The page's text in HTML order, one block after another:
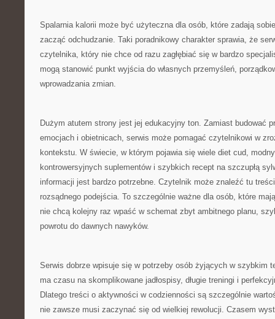
Spalarnia kalorii może być użyteczna dla osób, które zadają
zacząć odchudzanie. Taki poradnikowy charakter sprawia, że
czytelnika, który nie chce od razu zagłębiać się w bardzo
mogą stanowić punkt wyjścia do własnych przemyśleń,
wprowadzania zmian.
Dużym atutem strony jest jej edukacyjny ton. Zamiast budować
emocjach i obietnicach, serwis może pomagać czytelnikowi w
kontekstu. W świecie, w którym pojawia się wiele diet cud,
kontrowersyjnych suplementów i szybkich recept na szczupłą
informacji jest bardzo potrzebne. Czytelnik może znaleźć tu
rozsądnego podejścia. To szczególnie ważne dla osób, które
nie chcą kolejny raz wpaść w schemat zbyt ambitnego planu,
powrotu do dawnych nawyków.
Serwis dobrze wpisuje się w potrzeby osób żyjących w szybkim
ma czasu na skomplikowane jadłospisy, długie treningi i
Dlatego treści o aktywności w codzienności są szczególnie
nie zawsze musi zaczynać się od wielkiej rewolucji. Czasem